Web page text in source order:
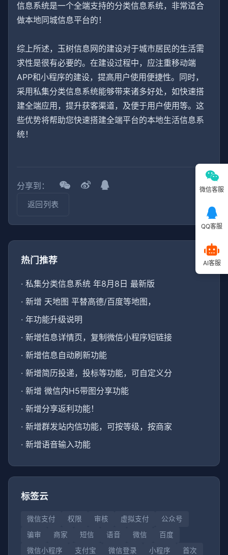
信息系统是一个全端支持的分类信息系统，非常适合
做本地同城信息平台的！
综上所述，玉树信息网的建设对于城市居民的生活需
求性是很有必要的。在建设过程中，应注重移动端
APP和小程序的建设，提高用户使用便捷性。同时，
采用私集分类信息系统能够带来诸多好处，如快速搭
建全端应用，提升获客渠道，及便于用户使用等。这
些优势将帮助您快速搭建全端平台的本地生活信息系
统！
分享到：
返回列表
热门推荐
· 私集分类信息系统 年8月8日 最新版
· 新增 天地图 平替高德/百度等地图，
· 年功能升级说明
· 新增信息详情页，复制微信小程序短链接
· 新增信息自动刷新功能
· 新增简历投递，投标等功能，可自定义分
· 新增 微信内H5带图分享功能
· 新增分享返利功能！
· 新增群发站内信功能，可按等级，按商家
· 新增语音输入功能
标签云
微信支付 权限 审核 虚拟支付
公众号
骗审
商家 短信 语音 微信
百度
微信小程序
支付宝 微信登录 小程序
首次
微信客服
QQ客服
AI客服